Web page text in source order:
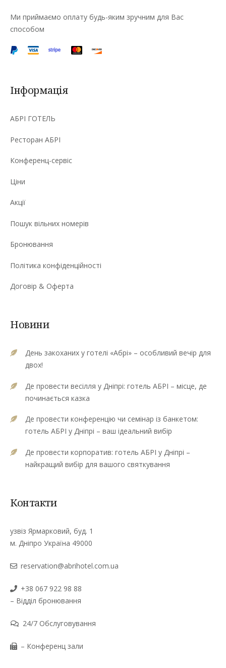
Ми приймаємо оплату будь-яким зручним для Вас
способом
Інформація
АБРІ ГОТЕЛЬ
Ресторан АБРІ
Конференц-сервіс
Ціни
Акції
Пошук вільних номерів
Бронювання
Політика конфіденційності
Договір & Оферта
Новини
День закоханих у готелі «Абрі» – особливий вечір для
двох!
Де провести весілля у Дніпрі: готель АБРІ – місце, де
починається казка
Де провести конференцію чи семінар із банкетом:
готель АБРІ у Дніпрі – ваш ідеальний вибір
Де провести корпоратив: готель АБРІ у Дніпрі –
найкращий вибір для вашого святкування
Контакти
узвіз Ярмарковий, буд. 1
м. Дніпро Україна 49000
reservation@abrihotel.com.ua
+38 067 922 98 88
– Відділ бронювання
24/7 Обслуговування
– Конференц зали